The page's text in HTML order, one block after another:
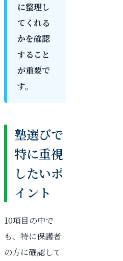
に整理し
てくれる
かを確認
すること
が重要で
す。
塾選びで
特に重視
したいポ
イント
10項目の中で
も、特に保護者
の方に確認して